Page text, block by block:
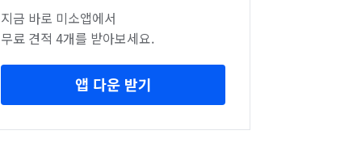
지금 바로 미소앱에서
무료 견적 4개를 받아보세요.
앱 다운 받기